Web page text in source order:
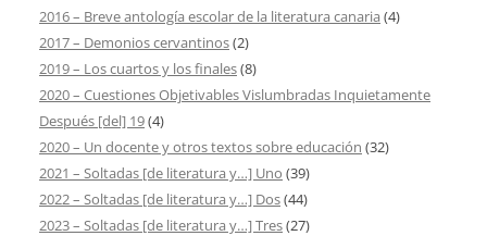
2016 – Breve antología escolar de la literatura canaria (4)
2017 – Demonios cervantinos(2)
2019 – Los cuartos y los finales(8)
2020 – Cuestiones Objetivables Vislumbradas Inquietamente
Después [del] 19(4)
2020 – Un docente y otros textos sobre educación (32)
2021 – Soltadas [de literatura y…] Uno (39)
2022 – Soltadas [de literatura y…] Dos(44)
2023 – Soltadas [de literatura y…] Tres(27)